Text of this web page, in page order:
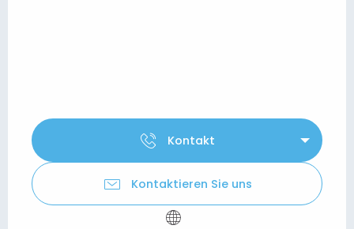
Kontakt
Kontaktieren Sie uns